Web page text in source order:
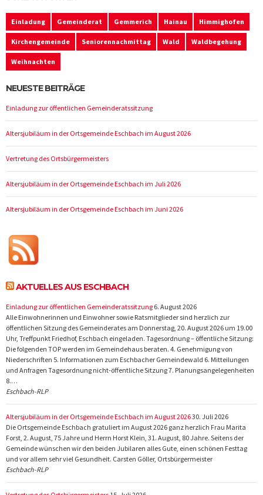
Einladung Gemeinderat Gemmerich Hainau Himmighofen
Kirchengemeinde Seniorennachmittag Wald Waldbegehung
Weihnachten
NEUESTE BEITRÄGE
Einladung zur öffentlichen Gemeinderatssitzung
Altersjubiläum in der Ortsgemeinde Eschbach im August 2026
Vertretung des Ortsbürgermeisters
Altersjubiläum in der Ortsgemeinde Eschbach im Juli 2026
Altersjubiläum in der Ortsgemeinde Eschbach im Juni 2026
AKTUELLES AUS ESCHBACH
Einladung zur öffentlichen Gemeinderatssitzung 6. August 2026
Alle Einwohnerinnen und Einwohner sowie Ratsmitglieder sind herzlich zur
öffentlichen Sitzung des Gemeinderates am Donnerstag, 20. August 2026 um 19.00
Uhr, Treffpunkt Friedhof, Eschbach eingeladen. Tagesordnung – öffentliche Sitzung:
Die folgenden TOP werden im Gemeindehaus beraten. 4. Genehmigung von
Niederschriften 5. Informationen zum Eschbacher Gemeindewald 6. Mitteilungen
und Anfragen Tagesordnung nicht-öffentliche Sitzung 7. Planungsangelegenheiten
8.…
Eschbach-RLP
Altersjubiläum in der Ortsgemeinde Eschbach im August 202630. Juli 2026
Die Ortsgemeinde Eschbach gratuliert im August 2026 ganz herzlich Frau Marita
Forst, 2. August, 75 Jahre und Herrn Horst Klein, 31. August, 80 Jahre. Seitens der
Gemeinde wünschen wir den beiden Jubilaren alles Gute, einen schönen Festtag
und vor allem sehr viel Gesundheit. Carsten Göller, Ortsbürgermeister
Eschbach-RLP